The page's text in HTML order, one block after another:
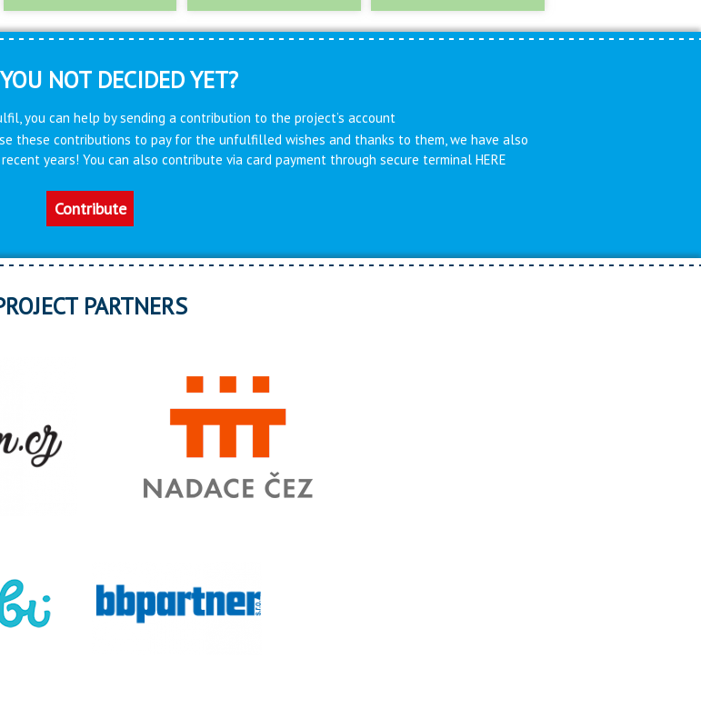
NOT DECIDED YET?
you can help by sending a contribution to the project’s account
these contributions to pay for the unfulfilled wishes and thanks to them, we have also
years! You can also contribute via card payment through secure terminal HERE
Contribute
PARTNERS